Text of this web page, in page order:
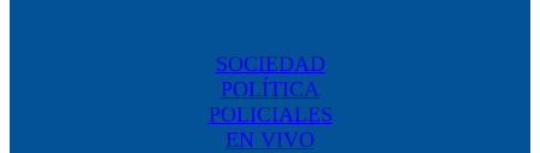
SOCIEDAD
POLÍTICA
POLICIALES
EN VIVO